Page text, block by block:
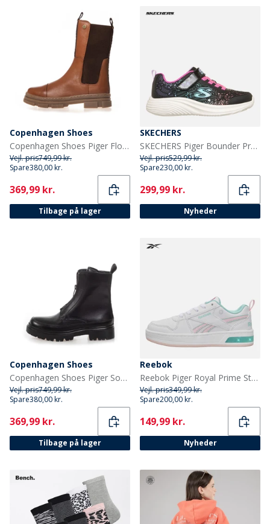
Copenhagen Shoes
Copenhagen Shoes Piger Flotte Støvler Cognac
Vejl. pris749,99 kr.
Spare380,00 kr.
Current
369,99 kr.
Tilbage på lager
SKECHERS
SKECHERS Piger Bounder Pro Sneakers Sort
Vejl. pris529,99 kr.
Spare230,00 kr.
Current
299,99 kr.
Nyheder
Copenhagen Shoes
Copenhagen Shoes Piger Sophia Støvler 0001 Sort
Vejl. pris749,99 kr.
Spare380,00 kr.
Current
369,99 kr.
Tilbage på lager
Reebok
Reebok Piger Royal Prime Step N Flash Træningssko Hvid/Frosted Berry/Glitch Aqua
Vejl. pris349,99 kr.
Spare200,00 kr.
Current
149,99 kr.
Nyheder